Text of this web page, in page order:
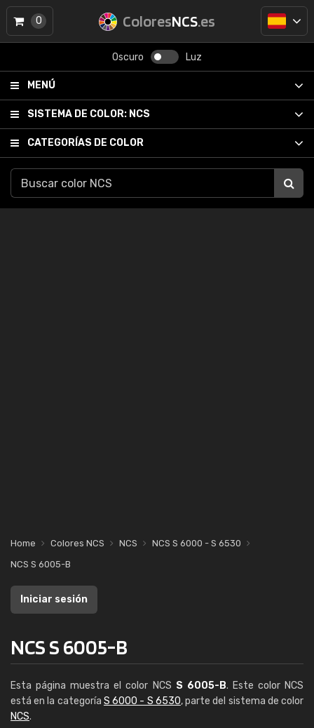
ColoresNCS.es
Oscuro Luz
MENÚ
SISTEMA DE COLOR: NCS
CATEGORÍAS DE COLOR
0
Home Colores NCS NCS
NCS S 6000 - S 6530
NCS S 6005-B
Iniciar sesión
NCS S 6005-B
Esta página muestra el color NCS S 6005-B. Este color NCS
está en la categoría S 6000 - S 6530, parte del sistema de color
NCS.